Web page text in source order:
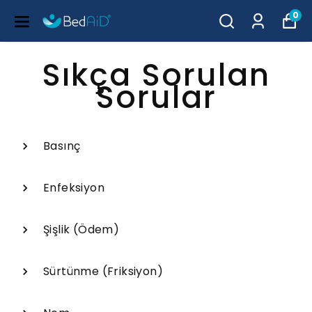
0
Sıkça Sorulan
Sorular
Basınç
Enfeksiyon
Şişlik (Ödem)
Sürtünme (Friksiyon)